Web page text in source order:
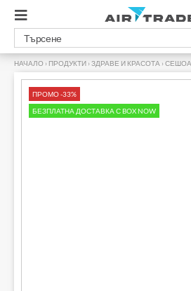
НАЧАЛО › ПРОДУКТИ ›ЗДРАВЕ И КРАСОТА ›
ПРОМО -33%
БЕЗПЛАТНА ДОСТАВКА С BOX NOW